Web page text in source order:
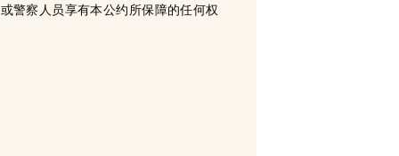
警察人员享有本公约所保障的任何权